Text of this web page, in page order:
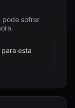
pode sofrer
esta